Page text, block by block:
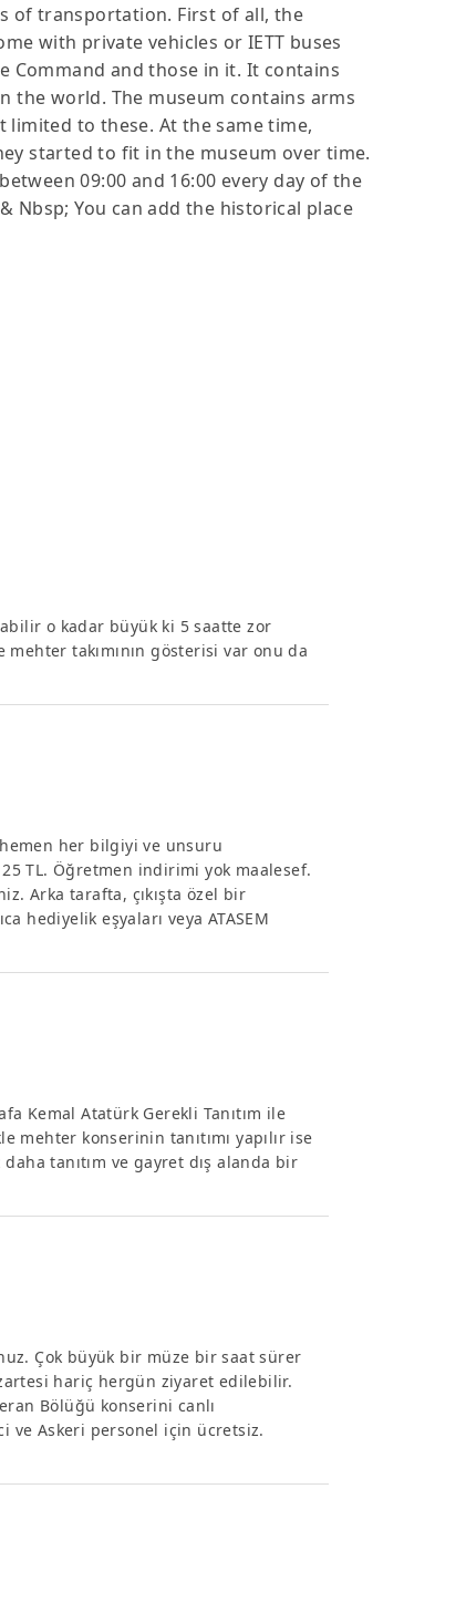
of transportation. First of all, the
with private vehicles or IETT buses
Command and those in it. It contains
the world. The museum contains arms
to these. At the same time,
started to fit in the museum over time.
09:00 and 16:00 every day of the
Nbsp; You can add the historical place
o kadar büyük ki 5 saatte zor
takımının gösterisi var onu da
her bilgiyi ve unsuru
TL. Öğretmen indirimi yok maalesef.
Arka tarafta, çıkışta özel bir
hediyelik eşyaları veya ATASEM
Kemal Atatürk Gerekli Tanıtım ile
mehter konserinin tanıtımı yapılır ise
tanıtım ve gayret dış alanda bir
Çok büyük bir müze bir saat sürer
hariç hergün ziyaret edilebilir.
Bölüğü konserini canlı
ve Askeri personel için ücretsiz.